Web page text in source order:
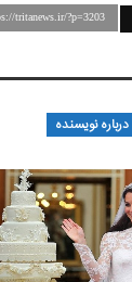
tritanews.ir/?p=3203
درباره نویسنده